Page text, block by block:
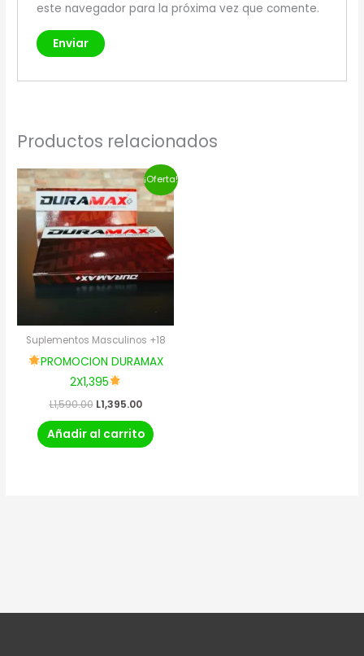
este navegador para la próxima vez que comente.
Productos relacionados
¡Oferta!
Suplementos Masculinos +18
PROMOCION DURAMAX
2X1,395
L1,590.00
El
precio
original
era:
L1,590.00.
L1,395.00
El
precio
actual
es:
L1,395.00.
Añadir al carrito